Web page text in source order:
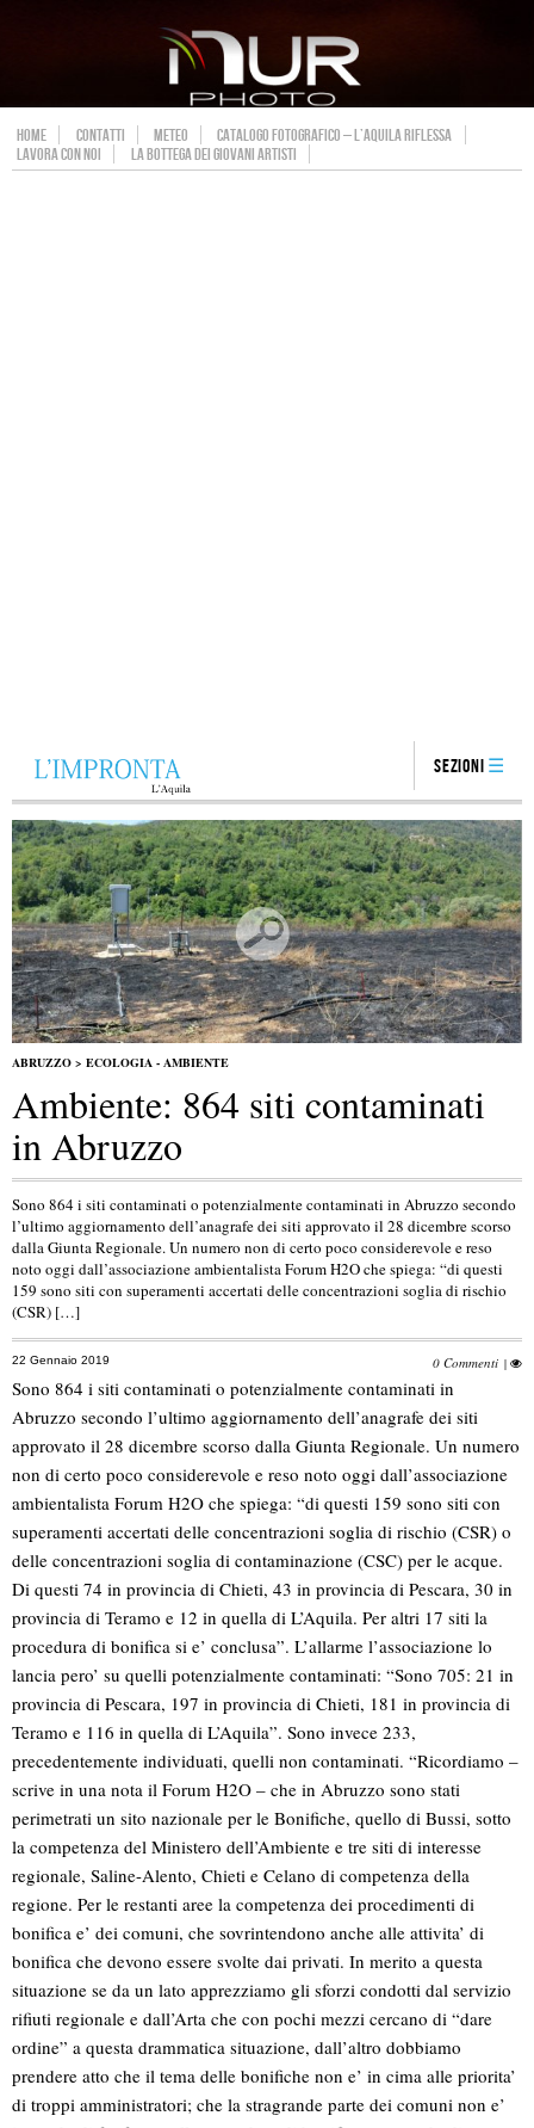
HOME CONTATTI METEO
CATALOGO FOTOGRAFICO – L’AQUILA RIFLESSA
LAVORA CON NOI
LA BOTTEGA DEI GIOVANI ARTISTI
Sezioni
ABRUZZO > ECOLOGIA - AMBIENTE
Ambiente: 864 siti contaminati
in Abruzzo
Sono 864 i siti contaminati o potenzialmente contaminati in Abruzzo secondo
l’ultimo aggiornamento dell’anagrafe dei siti approvato il 28 dicembre scorso
dalla Giunta Regionale. Un numero non di certo poco considerevole e reso
noto oggi dall’associazione ambientalista Forum H2O che spiega: “di questi
159 sono siti con superamenti accertati delle concentrazioni soglia di rischio
(CSR) […]
22 Gennaio 2019 0 Commenti |
Sono 864 i siti contaminati o potenzialmente contaminati in
Abruzzo secondo l’ultimo aggiornamento dell’anagrafe dei siti
approvato il 28 dicembre scorso dalla Giunta Regionale. Un numero
non di certo poco considerevole e reso noto oggi dall’associazione
ambientalista Forum H2O che spiega: “di questi 159 sono siti con
superamenti accertati delle concentrazioni soglia di rischio (CSR) o
delle concentrazioni soglia di contaminazione (CSC) per le acque.
Di questi 74 in provincia di Chieti, 43 in provincia di Pescara, 30 in
provincia di Teramo e 12 in quella di L’Aquila. Per altri 17 siti la
procedura di bonifica si e’ conclusa”. L’allarme l’associazione lo
lancia pero’ su quelli potenzialmente contaminati: “Sono 705: 21 in
provincia di Pescara, 197 in provincia di Chieti, 181 in provincia di
Teramo e 116 in quella di L’Aquila”. Sono invece 233,
precedentemente individuati, quelli non contaminati. “Ricordiamo –
scrive in una nota il Forum H2O – che in Abruzzo sono stati
perimetrati un sito nazionale per le Bonifiche, quello di Bussi, sotto
la competenza del Ministero dell’Ambiente e tre siti di interesse
regionale, Saline-Alento, Chieti e Celano di competenza della
regione. Per le restanti aree la competenza dei procedimenti di
bonifica e’ dei comuni, che sovrintendono anche alle attivita’ di
bonifica che devono essere svolte dai privati. In merito a questa
situazione se da un lato apprezziamo gli sforzi condotti dal servizio
rifiuti regionale e dall’Arta che con pochi mezzi cercano di “dare
ordine” a questa drammatica situazione, dall’altro dobbiamo
prendere atto che il tema delle bonifiche non e’ in cima alle priorita’
di troppi amministratori; che la stragrande parte dei comuni non e’